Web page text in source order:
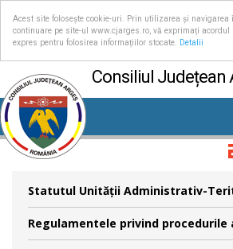
Acest site folosește cookie-uri. Prin utilizarea și navigarea
continuare pe site-ul www.cjarges.ro, vă exprimați acordul
expres pentru folosirea informațiilor stocate.
Detalii
Consiliul Județean
Statutul Unităţii Administrativ-
Regulamentele privind